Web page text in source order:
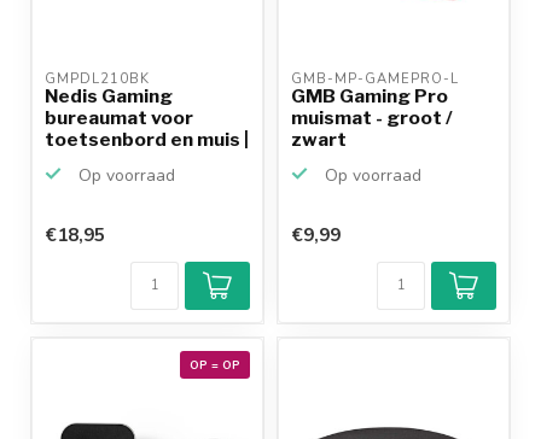
GMPDL210BK
Nedis Gaming
bureaumat voor
toetsenbord en muis |
Op voorraad
€18,95
GMB-MP-GAMEPRO-L
GMB Gaming Pro
muismat - groot /
zwart
Op voorraad
€9,99
OP = OP